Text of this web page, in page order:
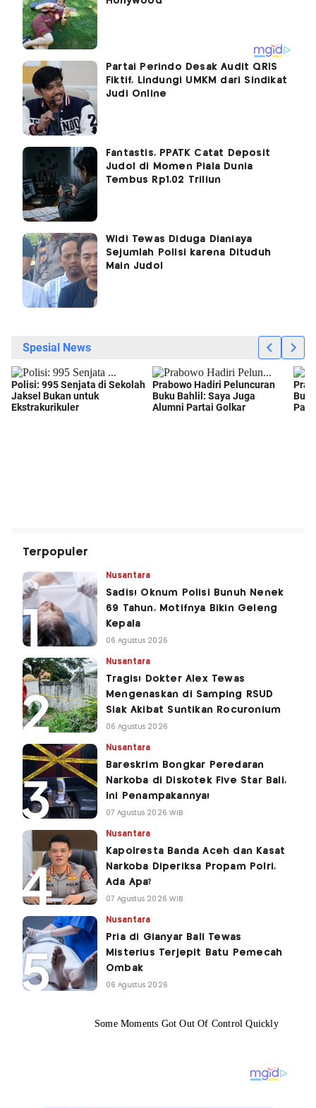
Partai Perindo Desak Audit QRIS
Fiktif, Lindungi UMKM dari Sindikat
Judi Online
Fantastis, PPATK Catat Deposit
Judol di Momen Piala Dunia
Tembus Rp1,02 Triliun
Widi Tewas Diduga Dianiaya
Sejumlah Polisi karena Dituduh
Main Judol
Terpopuler
Nusantara
Sadis! Oknum Polisi Bunuh Nenek
69 Tahun, Motifnya Bikin Geleng
Kepala
06 Agustus 2026
Nusantara
Tragis! Dokter Alex Tewas
Mengenaskan di Samping RSUD
Siak Akibat Suntikan Rocuronium
06 Agustus 2026
Nusantara
Bareskrim Bongkar Peredaran
Narkoba di Diskotek Five Star Bali,
Ini Penampakannya!
07 Agustus 2026 WIB
Nusantara
Kapolresta Banda Aceh dan Kasat
Narkoba Diperiksa Propam Polri,
Ada Apa?
07 Agustus 2026 WIB
Nusantara
Pria di Gianyar Bali Tewas
Misterius Terjepit Batu Pemecah
Ombak
06 Agustus 2026